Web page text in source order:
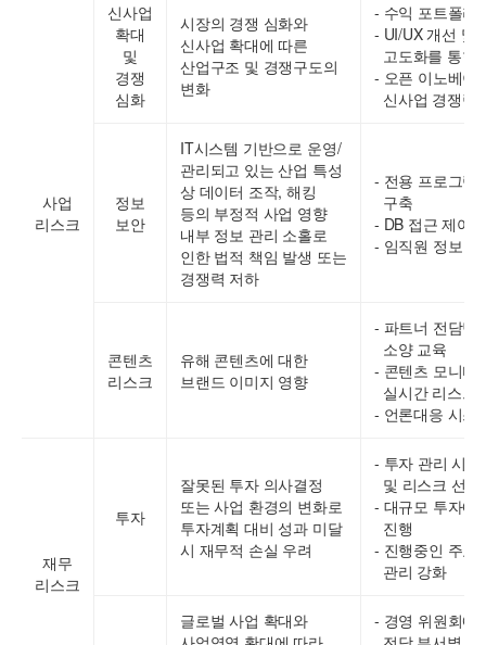
사업
리스크
신사업
확대
및
경쟁
심화
시장의 경쟁 심화와
신사업 확대에 따른
산업구조 및 경쟁구도의
변화
- 수익 포트폴리
- UI/UX 개선 및
고도화를 통한
- 오픈 이노베이
신사업 경쟁력
정보
보안
IT시스템 기반으로 운영/
관리되고 있는 산업 특성
상 데이터 조작, 해킹
등의 부정적 사업 영향
내부 정보 관리 소홀로
인한 법적 책임 발생 또는
경쟁력 저하
- 전용 프로그램
구축
- DB 접근 제어
- 임직원 정보
콘텐츠
리스크
유해 콘텐츠에 대한
브랜드 이미지 영향
- 파트너 전담팀
소양 교육
- 콘텐츠 모니터
실시간 리스크
- 언론대응 시스
재무
리스크
투자
잘못된 투자 의사결정
또는 사업 환경의 변화로
투자계획 대비 성과 미달
시 재무적 손실 우려
- 투자 관리 시
및 리스크 선제
- 대규모 투자에
진행
- 진행중인 주요
관리 강화
글로벌 사업 확대와
- 경영 위원회에